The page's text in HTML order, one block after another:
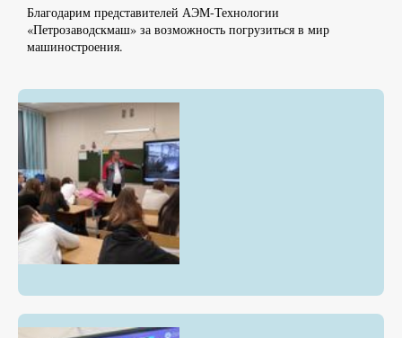
Благодарим представителей АЭМ-Технологии
«Петрозаводскмаш» за возможность погрузиться в мир
машиностроения.